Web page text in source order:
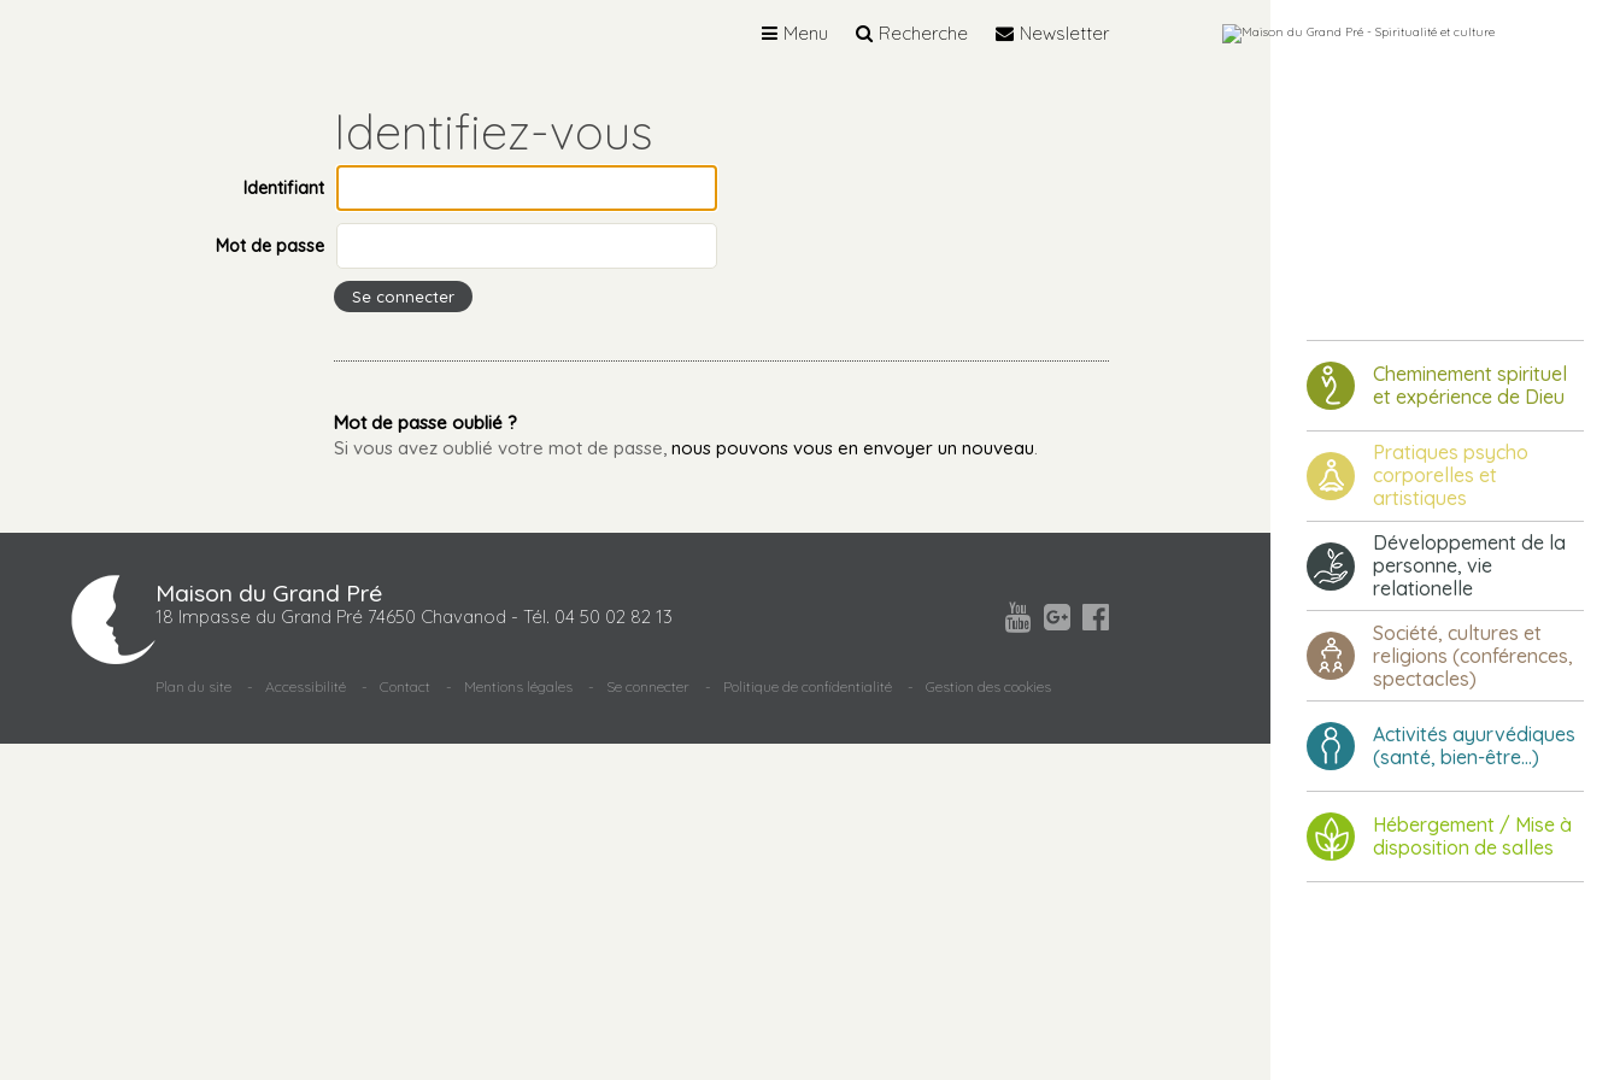
Cheminement spirituel
et expérience de Dieu
Pratiques psycho
corporelles et
artistiques
Développement de la
personne, vie
relationelle
Société, cultures et
religions (conférences,
spectacles)
Activités ayurvédiques
(santé, bien-être...)
Hébergement / Mise à
disposition de salles
Menu Recherche Newsletter
Identifiant
Mot de passe
Mot de passe oublié ?
Si vous avez oublié votre mot de passe, nous pouvons vous en envoyer un nouveau.
Maison du Grand Pré
18 Impasse du Grand Pré 74650 Chavanod - Tél. 04 50 02 82 13 


Plan du site Accessibilité Contact Mentions légales Se connecter Politique de confidentialité Gestion des cookies